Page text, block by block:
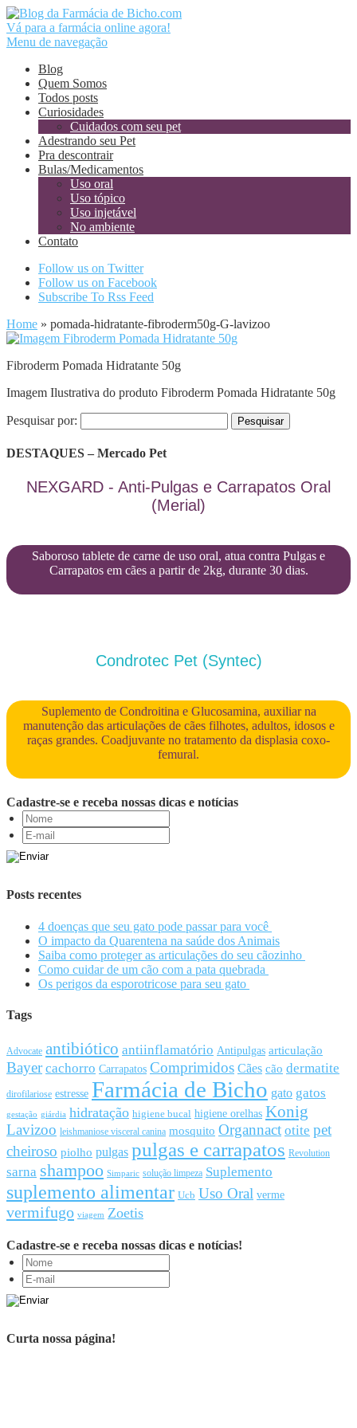
Vá para a farmácia online agora!
Menu de navegação
Blog
Quem Somos
Todos posts
Curiosidades
Cuidados com seu pet
Adestrando seu Pet
Pra descontrair
Bulas/Medicamentos
Uso oral
Uso tópico
Uso injetável
No ambiente
Contato
Follow us on Twitter
Follow us on Facebook
Subscribe To Rss Feed
Home » pomada-hidratante-fibroderm50g-G-lavizoo
Fibroderm Pomada Hidratante 50g
Imagem Ilustrativa do produto Fibroderm Pomada Hidratante 50g
Pesquisar por:
DESTAQUES – Mercado Pet
NEXGARD - Anti-Pulgas e Carrapatos Oral
(Merial)
Saboroso tablete de carne de uso oral, atua contra Pulgas e
Carrapatos em cães a partir de 2kg, durante 30 dias.
Condrotec Pet (Syntec)
Suplemento de Condroitina e Glucosamina, auxiliar na
manutenção das articulações de cães filhotes, adultos, idosos e
raças grandes. Coadjuvante no tratamento da displasia coxo-
femural.
Cadastre-se e receba nossas dicas e notícias
Posts recentes
4 doenças que seu gato pode passar para você
O impacto da Quarentena na saúde dos Animais
Saiba como proteger as articulações do seu cãozinho
Como cuidar de um cão com a pata quebrada
Os perigos da esporotricose para seu gato
Tags
Advocate antibiótico antiinflamatório Antipulgas articulação
Bayer cachorro Carrapatos Comprimidos Cães cão dermatite
dirofilariose estresse Farmácia de Bicho gato gatos
gestação giárdia hidratação higiene bucal higiene orelhas Konig
Lavizoo leishmaniose visceral canina mosquito Organnact otite pet
cheiroso piolho pulgas pulgas e carrapatos Revolution
sarna shampoo Simparic solução limpeza Suplemento
suplemento alimentar Ucb Uso Oral verme
vermifugo viagem Zoetis
Cadastre-se e receba nossas dicas e notícias!
Curta nossa página!